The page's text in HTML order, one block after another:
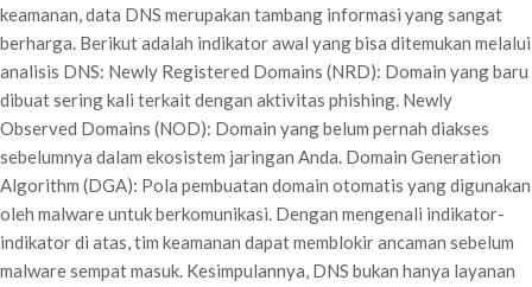
keamanan, data DNS merupakan tambang informasi yang sangat
berharga. Berikut adalah indikator awal yang bisa ditemukan melalui
analisis DNS: Newly Registered Domains (NRD): Domain yang baru
dibuat sering kali terkait dengan aktivitas phishing. Newly
Observed Domains (NOD): Domain yang belum pernah diakses
sebelumnya dalam ekosistem jaringan Anda. Domain Generation
Algorithm (DGA): Pola pembuatan domain otomatis yang digunakan
oleh malware untuk berkomunikasi. Dengan mengenali indikator-
indikator di atas, tim keamanan dapat memblokir ancaman sebelum
malware sempat masuk. Kesimpulannya, DNS bukan hanya layanan